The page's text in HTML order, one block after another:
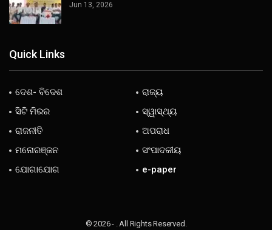
Jun 13, 2026
Quick Links
ଦେଶ- ବିଦେଶ
ରାଜ୍ୟ
ସିଟି ମିରର
ସ୍ୱାସ୍ଥ୍ୟ
ରାଜନୀତି
ଅପରାଧ
ମନୋରଞ୍ଜନ
ସଂପାଦକୀୟ
ଯୋଗାଯୋଗ
e-paper
© 2026 - . All Rights Reserved.